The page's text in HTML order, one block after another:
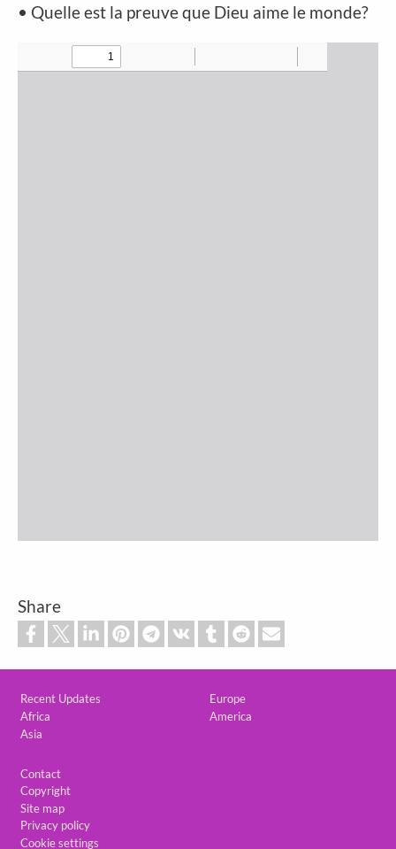
• Quelle est la preuve que Dieu aime le monde?
Share
Recent Updates
Africa
Asia
Europe
America
Contact
Copyright
Site map
Privacy policy
Cookie settings